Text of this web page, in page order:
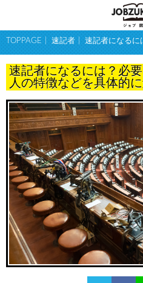
TOPPAGE 速記者 速記者になるに
速記者になるには？必
人の特徴などを具体的